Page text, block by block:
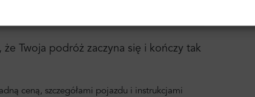
Twoja podróż zaczyna się i kończy tak
ceną, szczegółami pojazdu i instrukcjami